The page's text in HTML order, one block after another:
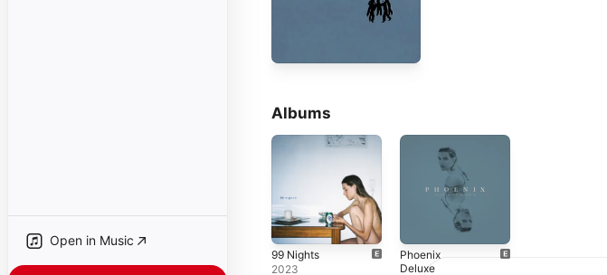
Open in Music
Albums
99 Nights
2023
Phoenix
Deluxe